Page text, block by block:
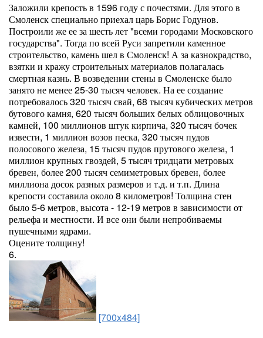
Заложили крепость в 1596 году с почестями. Для этого в
Смоленск специально приехал царь Борис Годунов.
Построили же ее за шесть лет "всеми городами Московского
государства". Тогда по всей Руси запретили каменное
строительство, камень шел в Смоленск! А за казнокрадство,
взятки и кражу строительных материалов полагалась
смертная казнь. В возведении стены в Смоленске было
занято не менее 25-30 тысяч человек. На ее создание
потребовалось 320 тысяч свай, 68 тысяч кубических метров
бутового камня, 620 тысяч больших белых облицовочных
камней, 100 миллионов штук кирпича, 320 тысяч бочек
извести, 1 миллион возов песка, 320 тысяч пудов
полосового железа, 15 тысяч пудов прутового железа, 1
миллион крупных гвоздей, 5 тысяч тридцати метровых
бревен, более 200 тысяч семиметровых бревен, более
миллиона досок разных размеров и т.д. и т.п. Длина
крепости составила около 8 километров! Толщина стен
было 5-6 метров, высота - 12-19 метров в зависимости от
рельефа и местности. И все они были непробиваемы
пушечными ядрами.
Оцените толщину!
6.
[700x484]